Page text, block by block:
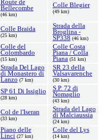
Route de
Bellecombe
(46 km)
Colle Blegier
(49 km)
Colle Braida
(25 km)
Strada della
Broglina -
SP338 (46 km)
Colle del
Colombardo
(15 km)
Colle Costa
Piana / Colla
Piana (51 km)
Strada Del Lago
di Monastero di
Lanzo (7 km)
SR 23 della
Valsavarenche
(30 km)
SP 61 Di Issiglio
(28 km)
S.P. 72 di
Nomaglio
(43 km)
Col de l'Iseran
(33 km)
Strada del Lago
di Malciaussia
(24 km)
Piano delle
Linci (27 km)
Colle del Lys
(14 km)